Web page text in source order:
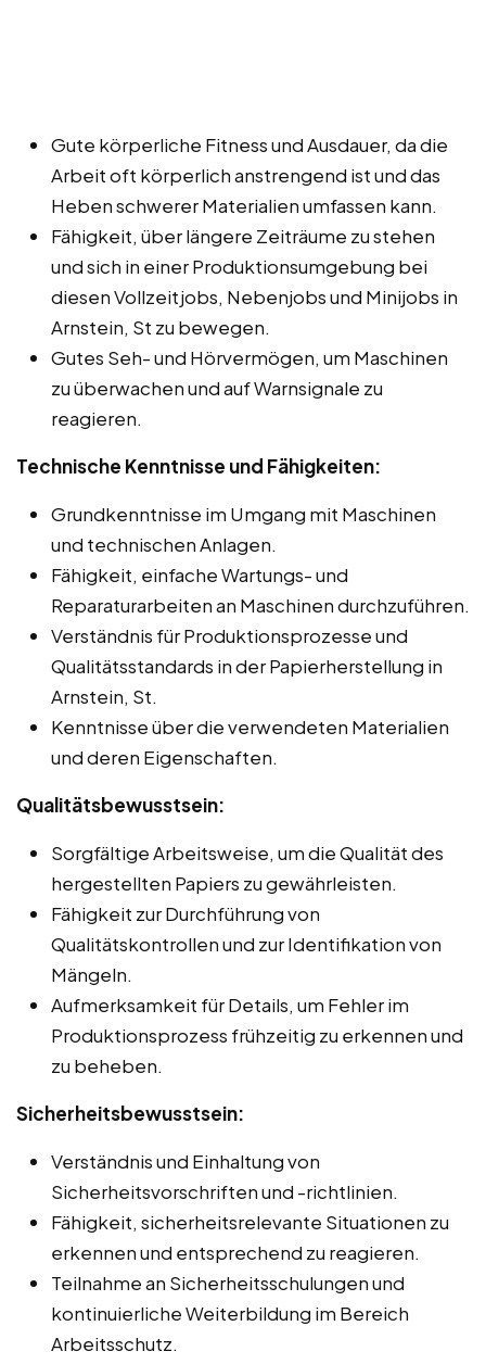
Gute körperliche Fitness und Ausdauer, da die
Arbeit oft körperlich anstrengend ist und das
Heben schwerer Materialien umfassen kann.
Fähigkeit, über längere Zeiträume zu stehen
und sich in einer Produktionsumgebung bei
diesen Vollzeitjobs, Nebenjobs und Minijobs in
Arnstein, St zu bewegen.
Gutes Seh- und Hörvermögen, um Maschinen
zu überwachen und auf Warnsignale zu
reagieren.
Technische Kenntnisse und Fähigkeiten:
Grundkenntnisse im Umgang mit Maschinen
und technischen Anlagen.
Fähigkeit, einfache Wartungs- und
Reparaturarbeiten an Maschinen durchzuführen.
Verständnis für Produktionsprozesse und
Qualitätsstandards in der Papierherstellung in
Arnstein, St.
Kenntnisse über die verwendeten Materialien
und deren Eigenschaften.
Qualitätsbewusstsein:
Sorgfältige Arbeitsweise, um die Qualität des
hergestellten Papiers zu gewährleisten.
Fähigkeit zur Durchführung von
Qualitätskontrollen und zur Identifikation von
Mängeln.
Aufmerksamkeit für Details, um Fehler im
Produktionsprozess frühzeitig zu erkennen und
zu beheben.
Sicherheitsbewusstsein:
Verständnis und Einhaltung von
Sicherheitsvorschriften und -richtlinien.
Fähigkeit, sicherheitsrelevante Situationen zu
erkennen und entsprechend zu reagieren.
Teilnahme an Sicherheitsschulungen und
kontinuierliche Weiterbildung im Bereich
Arbeitsschutz.